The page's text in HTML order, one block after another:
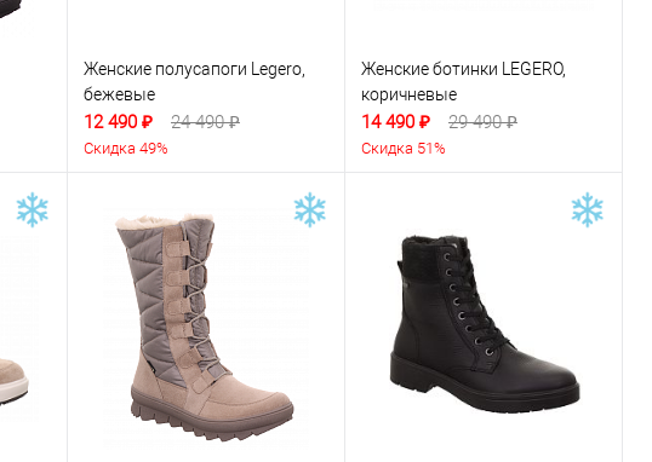
Женские полусапоги Legero,
бежевые
12 490 ₽ 24 490 ₽
Скидка 49%
Женские ботинки LEGERO,
коричневые
14 490 ₽ 29 490 ₽
Скидка 51%